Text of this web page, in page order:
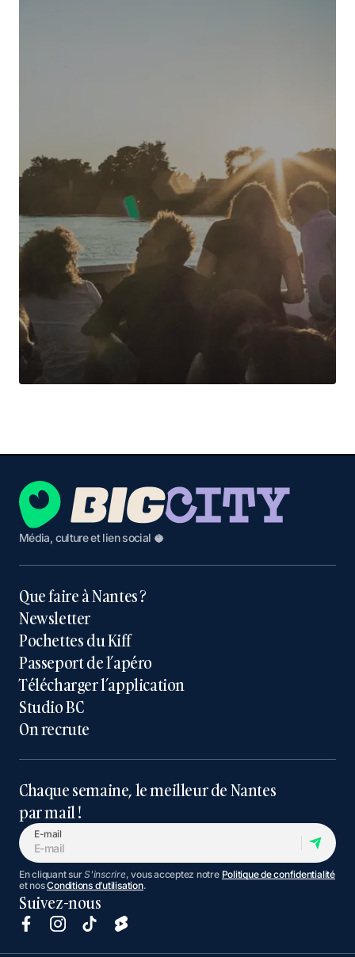
Média, culture et lien social 🥥
Que faire à Nantes ?
Newsletter
Pochettes du Kiff
Passeport de l’apéro
Télécharger l’application
Studio BC
On recrute
Chaque semaine, le meilleur de Nantes
par mail !
E-mail
En cliquant surS'inscrire, vous acceptez notre Politique de confidentialité
et nosConditions d’utilisation.
Suivez-nous